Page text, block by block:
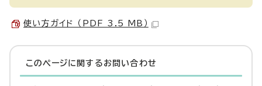
使い方ガイド （PDF 3.5 MB）
このページに関する お問い合わせ